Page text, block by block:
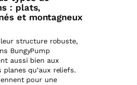
: plats,
et montagneux
leur structure robuste,
BungyPump
aussi bien aux
planes qu’aux reliefs.
pour une